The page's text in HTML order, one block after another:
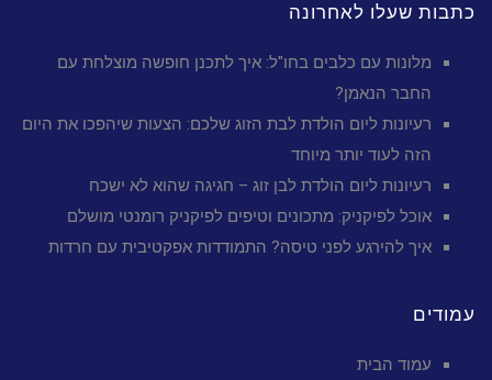
כתבות שעלו לאחרונה
מלונות עם כלבים בחו"ל: איך לתכנן חופשה מוצלחת עם
החבר הנאמן?
רעיונות ליום הולדת לבת הזוג שלכם: הצעות שיהפכו את היום
הזה לעוד יותר מיוחד
רעיונות ליום הולדת לבן זוג – חגיגה שהוא לא ישכח
אוכל לפיקניק: מתכונים וטיפים לפיקניק רומנטי מושלם
איך להירגע לפני טיסה? התמודדות אפקטיבית עם חרדות
עמודים
עמוד הבית